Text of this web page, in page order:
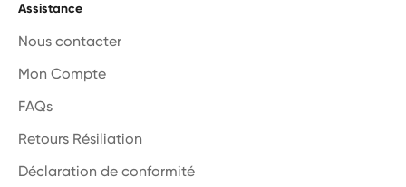
Assistance
Nous contacter
Mon Compte
FAQs
Retours Résiliation
Déclaration de conformité